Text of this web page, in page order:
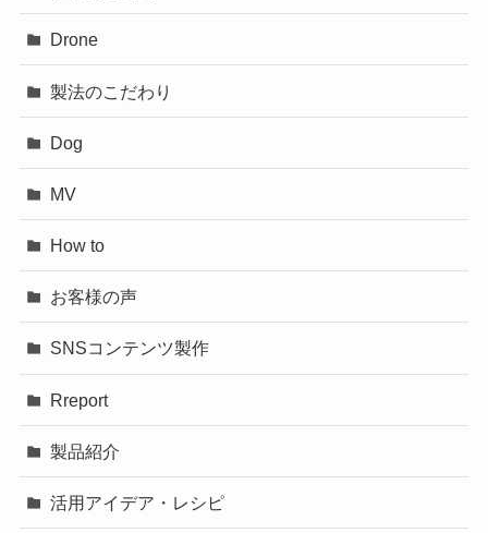
Drone
製法のこだわり
Dog
MV
How to
お客様の声
SNSコンテンツ製作
Rreport
製品紹介
活用アイデア・レシピ